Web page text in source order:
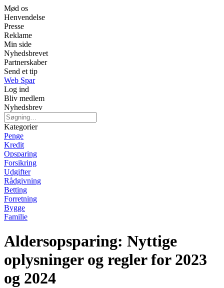
Mød os
Henvendelse
Presse
Reklame
Min side
Nyhedsbrevet
Partnerskaber
Send et tip
Web Spar
Log ind
Bliv medlem
Nyhedsbrev
Kategorier
Penge
Kredit
Opsparing
Forsikring
Udgifter
Rådgivning
Betting
Forretning
Bygge
Familie
Aldersopsparing: Nyttige
oplysninger og regler for 2023
og 2024